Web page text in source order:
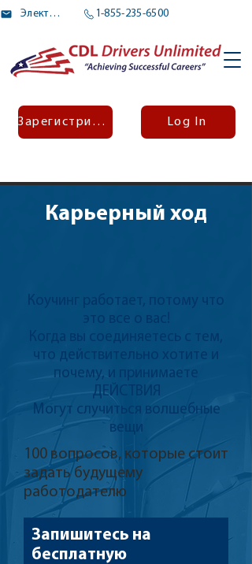
Электронное письмо 1-855-235-6500
Зарегистрироваться Log In
Карьерный ход
Коучинг работает, потому что
это все о вас!
Когда вы соединяетесь с тем,
что действительно хотите и
почему, и принимаете
ДЕЙСТВИЯ
Могут случиться волшебные
вещи
100 вопросов, которые стоит
задать будущему
работодателю
Запишитесь на
бесплатную